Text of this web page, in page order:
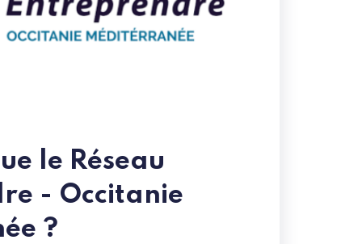
le Réseau
- Occitanie
?